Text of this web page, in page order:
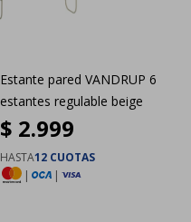
Estante pared VANDRUP 6
estantes regulable beige
$ 2.999
HASTA12 CUOTAS
|
|